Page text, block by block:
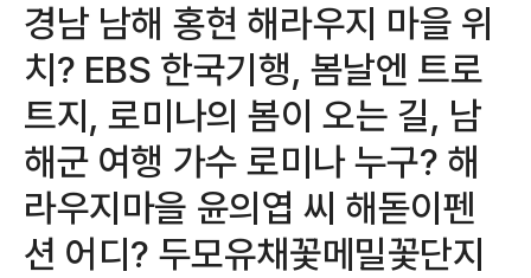
경남 남해 홍현 해라우지 마을 위
치? EBS 한국기행, 봄날엔 트로
트지, 로미나의 봄이 오는 길, 남
해군 여행 가수 로미나 누구? 해
라우지마을 윤의엽 씨 해돋이펜
션 어디? 두모유채꽃메밀꽃단지